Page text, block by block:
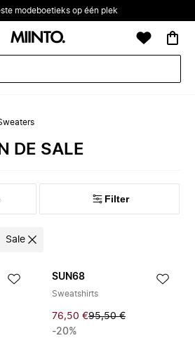
modeboetieks op één plek
DE SALE
Filter
Sale
SUN68
Sweatshirts
76,50 €95,50 €
-20%